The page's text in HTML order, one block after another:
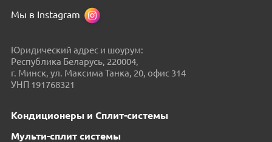
Мы в Instagram
Юридический адрес и шоурум:
Республика Беларусь, 220004,
г. Минск, ул. Максима Танка, 20, офис 314
УНП 191768321
Кондиционеры и Сплит-системы
Мульти-сплит системы